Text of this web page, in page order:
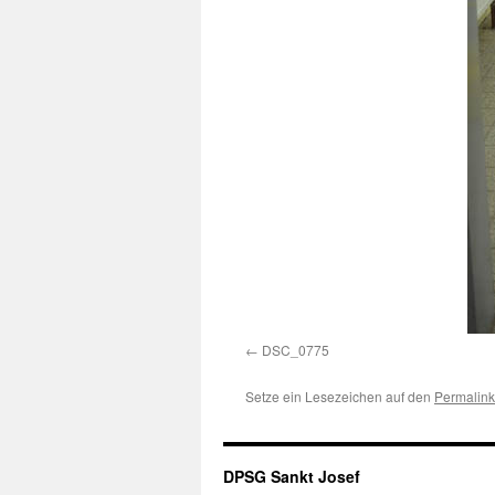
DSC_0775
Setze ein Lesezeichen auf den Permalink
DPSG Sankt Josef